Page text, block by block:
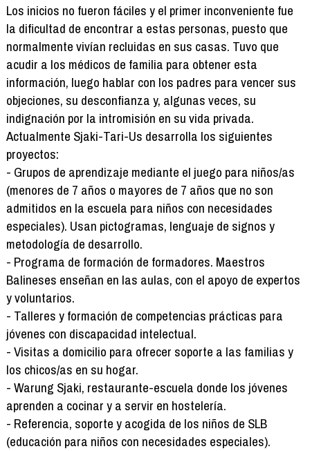
Los inicios no fueron fáciles y el primer inconveniente fue
la dificultad de encontrar a estas personas, puesto que
normalmente vivían recluidas en sus casas. Tuvo que
acudir a los médicos de familia para obtener esta
información, luego hablar con los padres para vencer sus
objeciones, su desconfianza y, algunas veces, su
indignación por la intromisión en su vida privada.
Actualmente Sjaki-Tari-Us desarrolla los siguientes
proyectos:
- Grupos de aprendizaje mediante el juego para niños/as
(menores de 7 años o mayores de 7 años que no son
admitidos en la escuela para niños con necesidades
especiales). Usan pictogramas, lenguaje de signos y
metodología de desarrollo.
- Programa de formación de formadores. Maestros
Balineses enseñan en las aulas, con el apoyo de expertos
y voluntarios.
- Talleres y formación de competencias prácticas para
jóvenes con discapacidad intelectual.
- Visitas a domicilio para ofrecer soporte a las familias y
los chicos/as en su hogar.
- Warung Sjaki, restaurante-escuela donde los jóvenes
aprenden a cocinar y a servir en hostelería.
- Referencia, soporte y acogida de los niños de SLB
(educación para niños con necesidades especiales).